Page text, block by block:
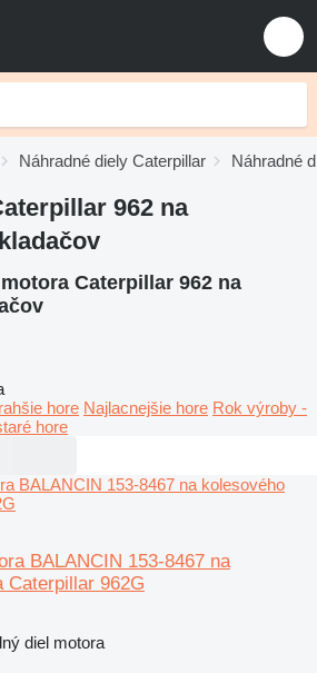
Náhradné diely Caterpillar Náhradné
962 na
Caterpillar 962 na
hore Najlacnejšie hore Rok výroby -
hore
BALANCIN 153-8467 na
Caterpillar 962G
diel motora